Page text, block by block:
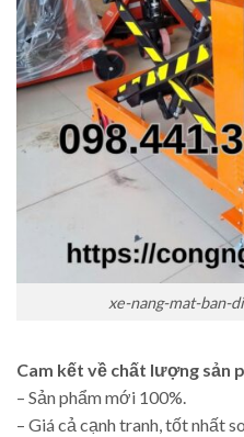
xe-nang-mat-ban-
Cam kết về chất lượng sản
– Sản phẩm mới 100%.
– Giá cả cạnh tranh, tốt nhất